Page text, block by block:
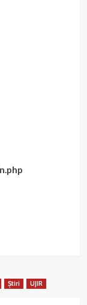
Știri UJIR